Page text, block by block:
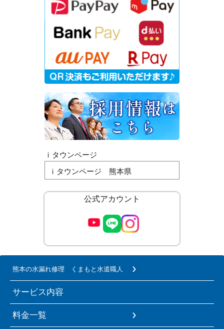
ｉタウンページ
ｉタウンページ 熊本県
公式アカウント
熊本の水漏れ修理 くまもと水道職人
サービス内容
料金一覧